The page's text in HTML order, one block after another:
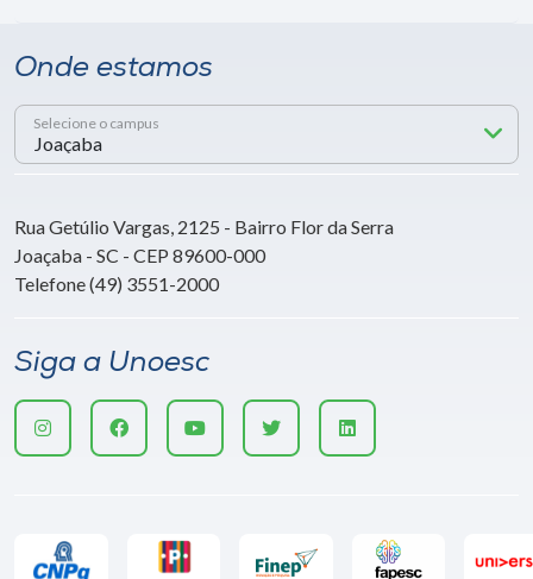
Onde estamos
Selecione o campus
Rua Getúlio Vargas, 2125 - Bairro Flor da Serra
Joaçaba - SC - CEP 89600-000
Telefone (49) 3551-2000
Siga a Unoesc